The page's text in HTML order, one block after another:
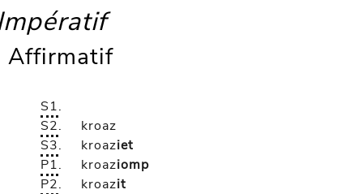
Affirmatif
S1.
S2.
kroaz
S3. kroaziet
P1. kroaziomp
P2. kroazit